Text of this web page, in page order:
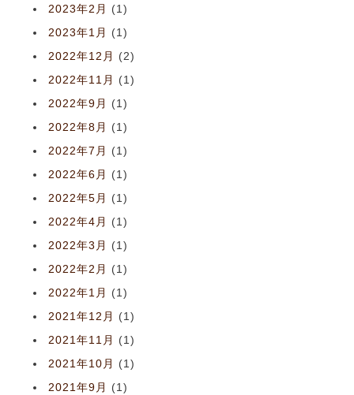
2023年2月
(1)
2023年1月
(1)
2022年12月
(2)
2022年11月
(1)
2022年9月
(1)
2022年8月
(1)
2022年7月
(1)
2022年6月
(1)
2022年5月
(1)
2022年4月
(1)
2022年3月
(1)
2022年2月
(1)
2022年1月
(1)
2021年12月
(1)
2021年11月
(1)
2021年10月
(1)
2021年9月
(1)